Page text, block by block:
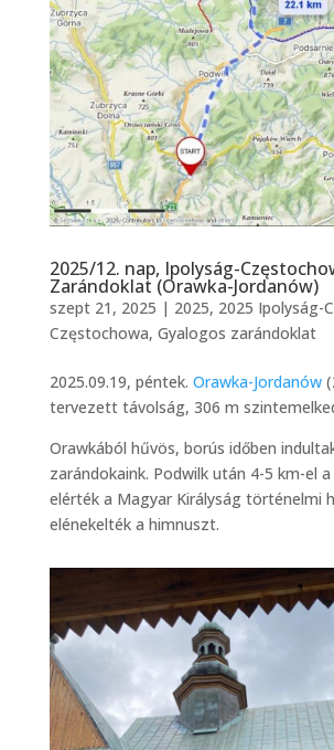
2025/12. nap, Ipolyság-
Zarándoklat (Orawka-Jordanów)
szept 21, 2025 | 2025, 2025 Ipolyság-
Częstochowa, Gyalogos zarándoklat
2025.09.19, péntek. Orawka-Jordanów
tervezett távolság, 306 m
Orawkából hűvös, borús időben
zarándokaink. Podwilk után 4-5 km-el
elérték a Magyar Királyság történelmi
elénekelték a himnuszt.